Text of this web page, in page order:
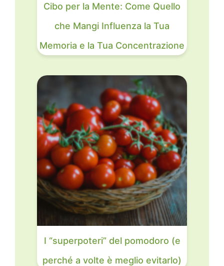
Cibo per la Mente: Come Quello
che Mangi Influenza la Tua
Memoria e la Tua Concentrazione
I “superpoteri” del pomodoro (e
perché a volte è meglio evitarlo)